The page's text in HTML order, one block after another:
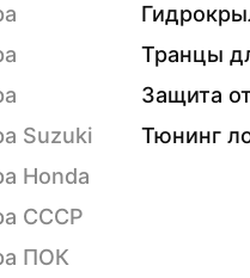
Защита
Транцы
ПОК
СССР
Honda
Suzuki Тюнинг